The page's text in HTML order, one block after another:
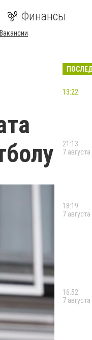
Финансы
Вакансии
13:22
21:13
7 августа
18:19
7 августа
16:52
7 августа